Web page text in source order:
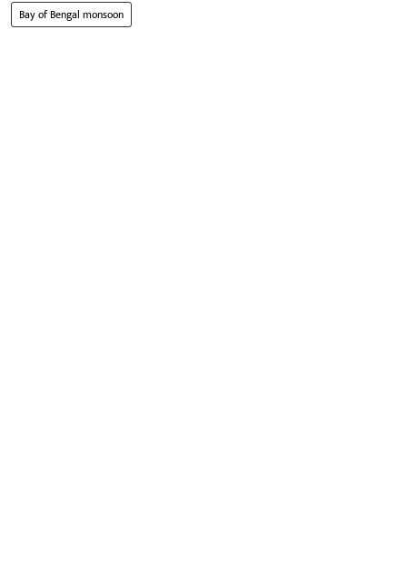
Bay of Bengal monsoon